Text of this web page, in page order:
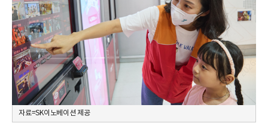
자료=SK이노베이션 제공